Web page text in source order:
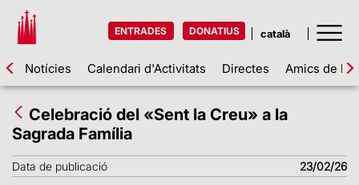
ENTRADES DONATIUS
Notícies Calendari d'Activitats Directes Amics de la
Celebració del «Sent la Creu» a la
Sagrada Família
Data de publicació 23/02/26